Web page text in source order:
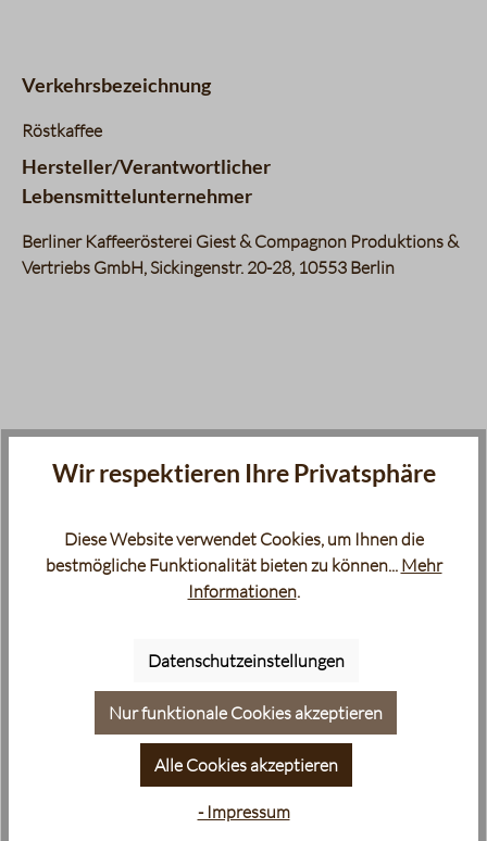
Fruchtigkeit
2 / 5
Süße
Bouquet
4 / 5
Verkehrsbezeichnung
Röstkaffee
Hersteller/Verantwortlicher
Lebensmittelunternehmer
Berliner Kaffeerösterei Giest & Compagnon Produktions &
Vertriebs GmbH, Sickingenstr. 20-28, 10553 Berlin
Gaggia - Classic Evo Pro E24 Gelb
Siebträger Espressomaschine 58mm
Siebträgermaschine
Wir respektieren Ihre Privatsphäre
Diese Website verwendet Cookies, um Ihnen die
bestmögliche Funktionalität bieten zu können... Mehr
Informationen.
Datenschutzeinstellungen
Nur funktionale Cookies akzeptieren
Alle Cookies akzeptieren
- Impressum